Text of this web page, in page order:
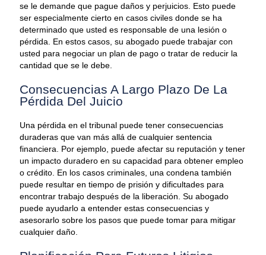
se le demande que pague daños y perjuicios. Esto puede
ser especialmente cierto en casos civiles donde se ha
determinado que usted es responsable de una lesión o
pérdida. En estos casos, su abogado puede trabajar con
usted para negociar un plan de pago o tratar de reducir la
cantidad que se le debe.
Consecuencias A Largo Plazo De La
Pérdida Del Juicio
Una pérdida en el tribunal puede tener consecuencias
duraderas que van más allá de cualquier sentencia
financiera. Por ejemplo, puede afectar su reputación y tener
un impacto duradero en su capacidad para obtener empleo
o crédito. En los casos criminales, una condena también
puede resultar en tiempo de prisión y dificultades para
encontrar trabajo después de la liberación. Su abogado
puede ayudarlo a entender estas consecuencias y
asesorarlo sobre los pasos que puede tomar para mitigar
cualquier daño.